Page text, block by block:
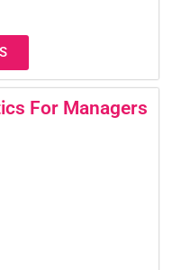
For Managers